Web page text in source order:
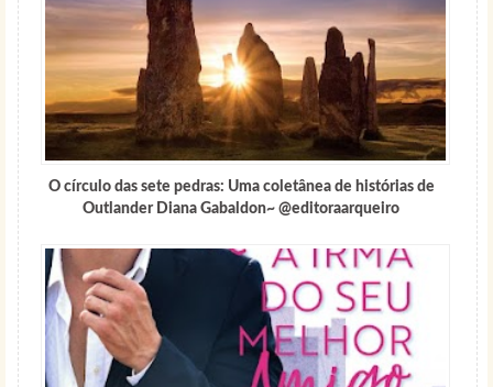
O círculo das sete pedras: Uma coletânea de histórias de
Outlander Diana Gabaldon~ @editoraarqueiro